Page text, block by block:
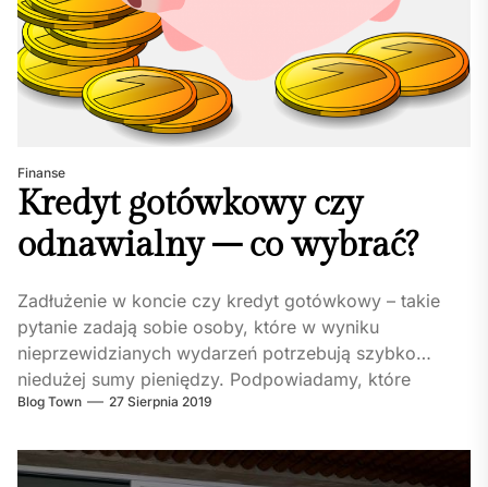
Finanse
Kredyt gotówkowy czy
odnawialny – co wybrać?
Zadłużenie w koncie czy kredyt gotówkowy – takie
pytanie zadają sobie osoby, które w wyniku
nieprzewidzianych wydarzeń potrzebują szybko
niedużej sumy pieniędzy. Podpowiadamy, które
rozwiązanie...
Blog Town 27 Sierpnia 2019